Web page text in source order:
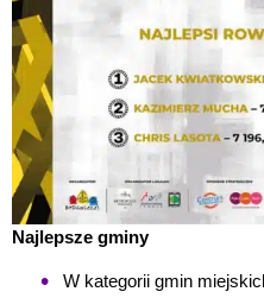
Najlepsze gminy
W kategorii gmin